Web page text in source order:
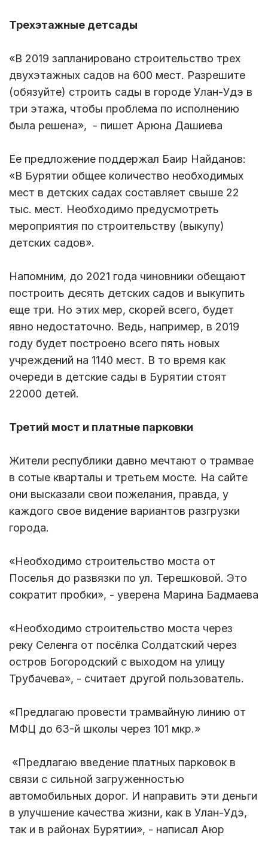
Трехэтажные детсады
«В 2019 запланировано строительство трех
двухэтажных садов на 600 мест. Разрешите
(обязуйте) строить сады в городе Улан-Удэ в
три этажа, чтобы проблема по исполнению
была решена», - пишет Арюна Дашиева
Ее предложение поддержал Баир Найданов:
«В Бурятии общее количество необходимых
мест в детских садах составляет свыше 22
тыс. мест. Необходимо предусмотреть
мероприятия по строительству (выкупу)
детских садов».
Напомним, до 2021 года чиновники обещают
построить десять детских садов и выкупить
еще три. Но этих мер, скорей всего, будет
явно недостаточно. Ведь, например, в 2019
году будет построено всего пять новых
учреждений на 1140 мест. В то время как
очереди в детские сады в Бурятии стоят
22000 детей.
Третий мост и платные парковки
Жители республики давно мечтают о трамвае
в сотые кварталы и третьем мосте. На сайте
они высказали свои пожелания, правда, у
каждого свое видение вариантов разгрузки
города.
«Необходимо строительство моста от
Поселья до развязки по ул. Терешковой. Это
сократит пробки», - уверена Марина Бадмаева
«Необходимо строительство моста через
реку Селенга от посёлка Солдатский через
остров Богородский с выходом на улицу
Трубачева», - считает другой пользователь.
«Предлагаю провести трамвайную линию от
МФЦ до 63-й школы через 101 мкр.»
«Предлагаю введение платных парковок в
связи с сильной загруженностью
автомобильных дорог. И направить эти деньги
в улучшение качества жизни, как в Улан-Удэ,
так и в районах Бурятии», - написал Аюр